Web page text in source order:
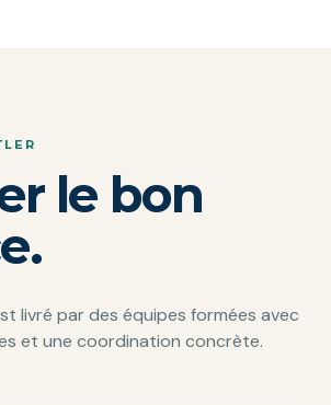
le bon
livré par des équipes formées avec
et une coordination concrète.